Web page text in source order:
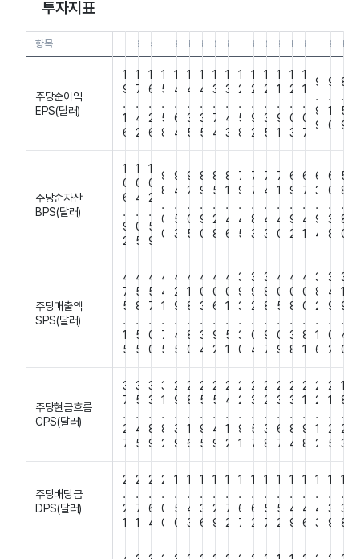
투자지표
항목 26.04.3026.01.3125.10.3125.07.31
25.04.3025.01.3124.10.3124.07.31
24.04.3024.01.3123.10.3123.07.31
23.04.3023.01.3122.10.31
주당순이익
EPS(달러)
1
9
.
1
6
1
7
.
4
2
1
6
.
2
6
1
5
.
5
8
1
4
.
6
4
1
4
.
3
5
1
4
.
3
5
1
3
.
7
4
1
3
.
4
3
1
2
.
5
8
1
2
.
9
2
1
2
.
3
5
1
1
.
9
1
1
2
.
0
3
1
1
.
0
7
9
.
9
9
9
.
1
0
8
.
5
9
주당순자산
BPS(달러)
1
0
6
.
9
2
1
0
4
.
0
5
1
0
2
.
5
9
9
8
.
0
0
9
4
.
5
3
9
2
.
0
5
8
9
.
9
0
8
5
.
2
8
8
1
.
4
6
7
9
.
4
5
7
7
.
8
3
7
4
.
4
3
7
1
.
4
0
6
9
.
9
2
6
7
.
4
1
6
3
.
9
4
6
0
.
3
8
5
8
.
8
0
주당매출액
SPS(달러)
4
7
5
.
1
5
4
5
8
.
5
5
4
5
7
.
0
0
4
4
1
.
7
5
4
2
9
.
4
5
4
1
8
.
8
0
4
0
3
.
3
4
4
0
6
.
9
2
4
0
1
.
5
1
3
9
3
.
3
0
3
9
2
.
0
4
3
8
8
.
9
7
4
0
5
.
0
9
4
0
8
.
3
8
4
0
0
.
8
1
3
8
2
.
1
6
3
4
9
.
0
2
3
1
9
.
4
0
주당현금흐름
CPS(달러)
3
7
.
2
7
3
5
.
4
5
3
3
.
8
9
3
1
.
8
2
2
9
.
3
9
2
8
.
1
6
2
5
.
9
5
2
5
.
4
9
2
4
.
1
2
2
2
.
9
1
2
3
.
5
7
2
2
.
3
8
2
3
.
6
7
2
3
.
8
4
2
1
.
9
8
2
2
.
1
2
2
1
.
2
5
1
8
.
2
3
주당배당금
DPS(달러)
2
.
2
1
2
.
7
1
2
.
6
4
2
.
0
0
1
.
5
0
1
.
4
3
1
.
3
6
1
.
2
9
1
.
7
2
1
.
6
7
1
.
6
2
1
.
5
7
1
.
5
2
1
.
4
9
1
.
4
6
1
.
4
3
1
.
3
9
1
.
3
8